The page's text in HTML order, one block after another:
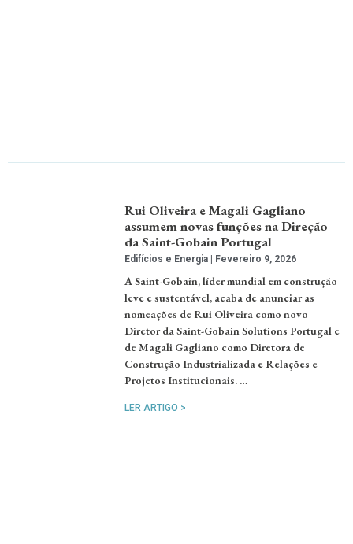
Rui Oliveira e Magali Gagliano
assumem novas funções na Direção
da Saint-Gobain Portugal
Edifícios e Energia Fevereiro 9, 2026
A Saint-Gobain, líder mundial em construção
leve e sustentável, acaba de anunciar as
nomeações de Rui Oliveira como novo
Diretor da Saint-Gobain Solutions Portugal e
de Magali Gagliano como Diretora de
Construção Industrializada e Relações e
Projetos Institucionais. …
LER ARTIGO >